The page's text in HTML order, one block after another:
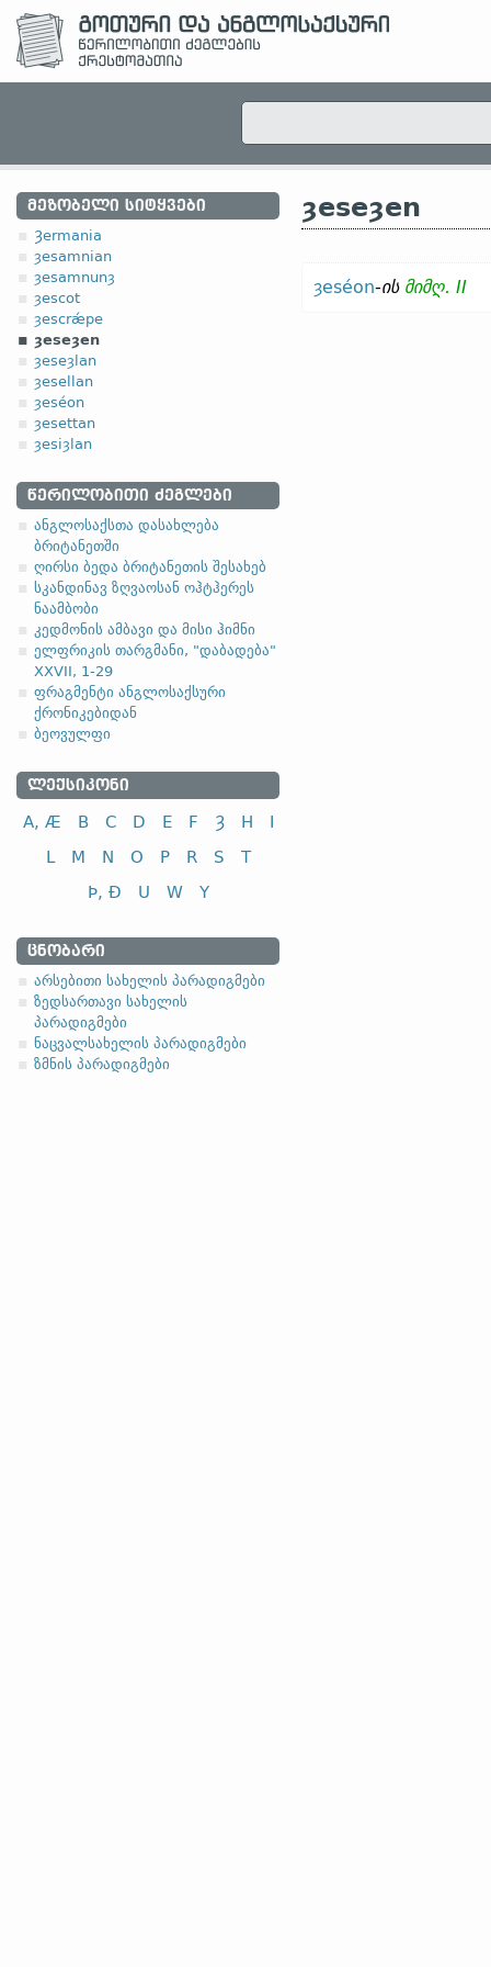
ᲛᲔᲖᲝᲑᲔᲚᲘ ᲡᲘᲢᲧᲕᲔᲑᲘ
Ȝermania
ȝesamnian
ȝesamnunȝ
ȝescot
ȝescrǽpe
ȝeseȝen
ȝeseȝlan
ȝesellan
ȝeséon
ȝesettan
ȝesiȝlan
ᲬᲔᲠᲘᲚᲝᲑᲘᲗᲘ ᲫᲔᲒᲚᲔᲑᲘ
ანგლოსაქსთა დასახლება
ბრიტანეთში
ღირსი ბედა ბრიტანეთის შესახებ
სკანდინავ ზღვაოსან ოჰტჰერეს
ნაამბობი
კედმონის ამბავი და მისი ჰიმნი
ელფრიკის თარგმანი, "დაბადება"
XXVII, 1-29
ფრაგმენტი ანგლოსაქსური
ქრონიკებიდან
ბეოვულფი
ᲚᲔᲥᲡᲘᲙᲝᲜᲘ
A, Æ B C D E F Ȝ H
I
L
M N O P R S
T
Þ, Ð
U W Y
ᲪᲜᲝᲑᲐᲠᲘ
არსებითი სახელის პარადიგმები
ზედსართავი სახელის
პარადიგმები
ნაცვალსახელის პარადიგმები
ზმნის პარადიგმები
ȝeseȝen
ȝeséon-ის მიმღ. II